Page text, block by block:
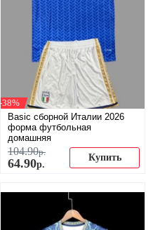
-38%
Basic сборной Италии 2026
форма футбольная
домашняя
104.90р.
64.90р.
Купить